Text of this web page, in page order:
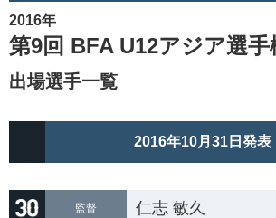
2016年
第9回 BFA U12アジア選手
出場選手一覧
2016年10月31日発表
監督 仁志 敏久